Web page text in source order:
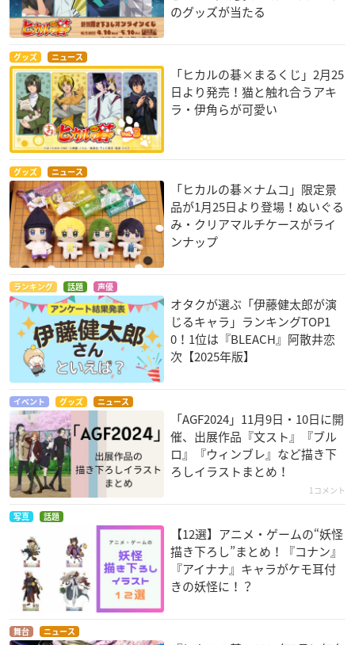
のグッズが当たる
グッズ ニュース
「ヒカルの碁×まるくじ」2月25
日より発売！猫と触れ合うアキ
ラ・伊角らが可愛い
グッズ ニュース
「ヒカルの碁×ナムコ」限定景
品が1月25日より登場！ぬいぐる
み・クリアマルチケースがライ
ンナップ
ランキング 話題 声優
オタクが選ぶ「伊藤健太郎が演
じるキャラ」ランキングTOP1
0！1位は『BLEACH』阿散井恋
次【2025年版】
イベント グッズ ニュース
「AGF2024」11月9日・10日に開
催、出展作品『文スト』『ブル
ロ』『ウィンブレ』など描き下
ろしイラストまとめ！
1コメント
写真 話題
【12選】アニメ・ゲームの“妖怪
描き下ろし”まとめ！『コナン』
『アイナナ』キャラがケモ耳付
きの妖怪に！？
舞台 ニュース